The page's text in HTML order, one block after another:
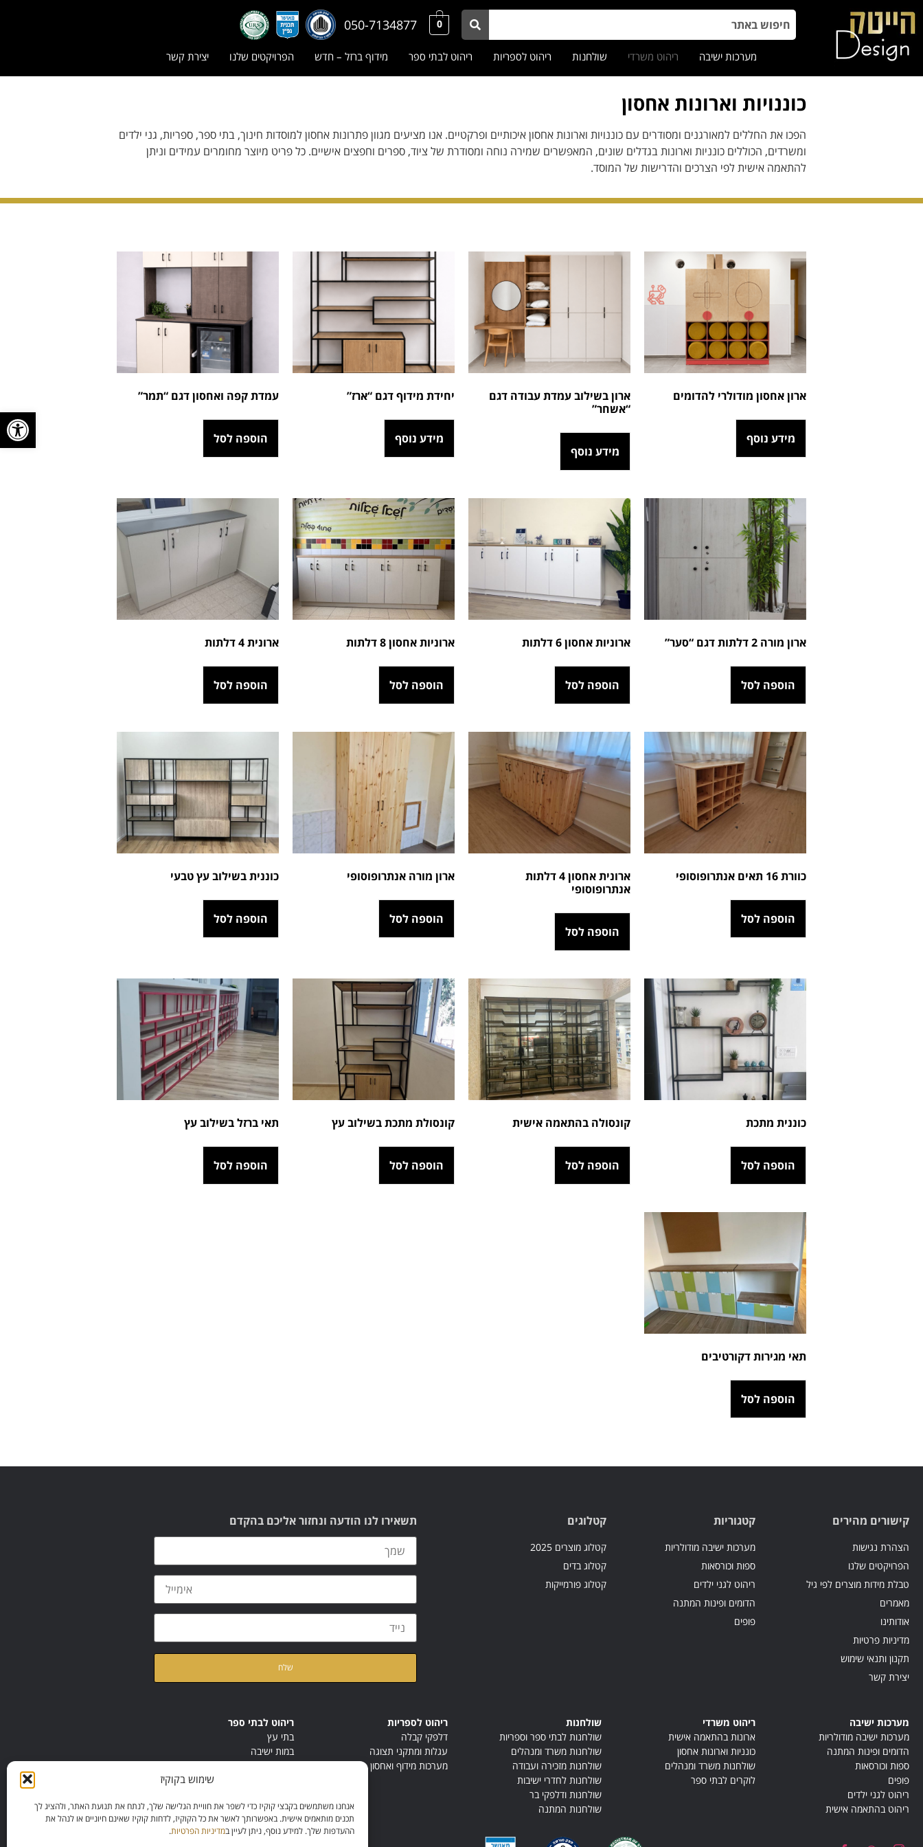
פתח
שימוש בקוקיז
אנחנו משתמשים בקבצי קוקיז כדי לשפר את חוויית הגלישה שלך, לנתח את תנועת האתר, ולהציג לך
תכנים מותאמים אישית. באפשרותך לאשר את כל הקוקיז, לדחות קוקיז שאינם חיוניים או לנהל את
ההעדפות שלך. למידע נוסף, ניתן לעיין במדיניות הפרטיות.
0
050-7134877
מערכות ישיבה ריהוט משרדי שולחנות ריהוט לספריות ריהוט לבתי ספר מידוף ברזל – חדש הפרויקטים שלנו יצירת קשר
כוננויות וארונות אחסון
הפכו את החללים למאורגנים ומסודרים עם כוננויות וארונות אחסון איכותיים ופרקטיים. אנו מציעים מגוון פתרונות אחסון למוסדות חינוך, בתי ספר, ספריות, גני ילדים
ומשרדים, הכוללים כונניות וארונות בגדלים שונים, המאפשרים שמירה נוחה ומסודרת של ציוד, ספרים וחפצים אישיים. כל פריט מיוצר מחומרים עמידים וניתן
להתאמה אישית לפי הצרכים והדרישות של המוסד.
ארון אחסון מודולרי להדומים
מידע נוסף
ארון בשילוב עמדת עבודה דגם
“אשחר”
מידע נוסף
יחידת מידוף דגם “ארז”
מידע נוסף
עמדת קפה ואחסון דגם “תמר”
הוספה לסל
ארון מורה 2 דלתות דגם “סער”
הוספה לסל
ארוניות אחסון 6 דלתות
הוספה לסל
ארוניות אחסון 8 דלתות
הוספה לסל
ארונית 4 דלתות
הוספה לסל
כוורת 16 תאים אנתרופוסופי
הוספה לסל
ארונית אחסון 4 דלתות
אנתרופוסופי
הוספה לסל
ארון מורה אנתרופוסופי
הוספה לסל
כוננית בשילוב עץ טבעי
הוספה לסל
כוננית מתכת
הוספה לסל
קונסולה בהתאמה אישית
הוספה לסל
קונסולת מתכת בשילוב עץ
הוספה לסל
תאי ברזל בשילוב עץ
הוספה לסל
תאי מגירות דקורטיבים
הוספה לסל
קישורים מהירים
הצהרת נגישות
הפרויקטים שלנו
טבלת מידות מוצרים לפי גיל
מאמרים
אודותינו
מדיניות פרטיות
תקנון ותנאי שימוש
יצירת קשר
קטגוריות
מערכות ישיבה מודולריות
ספות וכורסאות
ריהוט לגני ילדים
הדומים ופינות המתנה
פופים
קטלוגים
קטלוג מוצרים 2025
קטלוג בדים
קטלוג פורמייקות
תשאירו לנו הודעה ונחזור אליכם בהקדם
מדיניות הפרטיות
מערכות ישיבה
מערכות ישיבה מודולריות
הדומים ופינות המתנה
ספות וכורסאות
פופים
ריהוט לגני ילדים
ריהוט בהתאמה אישית
ריהוט משרדי
ארונות בהתאמה אישית
כונניות וארונות אחסון
שולחנות משרד ומנהלים
לוקרים לבתי ספר
שולחנות
שולחנות לבתי ספר וספריות
שולחנות משרד ומנהלים
שולחנות מזכירה ועבודה
שולחנות לחדרי ישיבות
שולחנות ודלפקי בר
שולחנות המתנה
ריהוט לספריות
דלפקי קבלה
עגלות ומתקני תצוגה
מערכות מידוף ואחסון
ריהוט לבתי ספר
בתי עץ
במות ישיבה
ריהוט לחדרי מורים